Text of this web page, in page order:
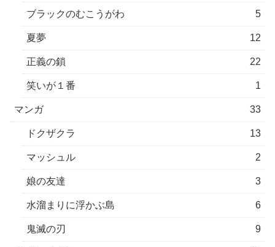
ブラックのむこうがわ 5
夏夢 12
正義の鎖 22
笑いが１番 1
マンガ 33
ドクザクラ 13
マッシュル 2
娘の友達 3
水溜まりに浮かぶ島 6
鬼滅の刃 9